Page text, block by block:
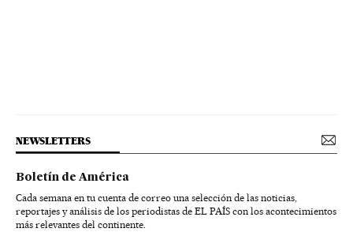
NEWSLETTERS
Boletín de América
Cada semana en tu cuenta de correo una selección de las noticias,
reportajes y análisis de los periodistas de EL PAÍS con los acontecimientos
más relevantes del continente.